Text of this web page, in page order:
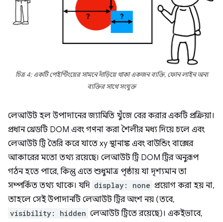
চিত্র 4: একটি পেইন্টিংয়ের সামনে দাঁড়িয়ে থাকা একজন ব্যক্তি, ফোন লাইন অন্য
ব্যক্তির সাথে সংযুক্ত
লেআউট হল উপাদানের জ্যামিতি খুঁজে বের করার একটি প্রক্রিয়া।
প্রধান থ্রেডটি DOM এবং গণনা করা শৈলীর মধ্য দিয়ে চলে এবং
লেআউট ট্রি তৈরি করে যাতে xy স্থানাঙ্ক এবং বাউন্ডিং বাক্সের
আকারের মতো তথ্য রয়েছে। লেআউট ট্রি DOM ট্রির অনুরূপ
গঠন হতে পারে, কিন্তু এতে শুধুমাত্র পৃষ্ঠায় যা দৃশ্যমান তা
সম্পর্কিত তথ্য থাকে। যদি display: none প্রয়োগ করা হয় না,
তাহলে সেই উপাদানটি লেআউট ট্রির অংশ নয় (তবে,
visibility: hidden লেআউট ট্রিতে রয়েছে)। একইভাবে,